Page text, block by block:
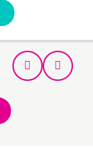
Prev Next